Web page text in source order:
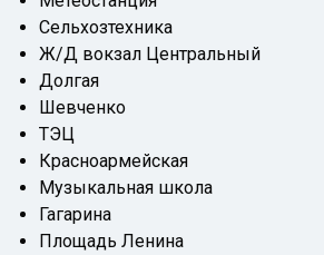
Сельхозтехника
Ж/Д вокзал Центральный
Долгая
Шевченко
ТЭЦ
Красноармейская
Музыкальная школа
Гагарина
Площадь Ленина